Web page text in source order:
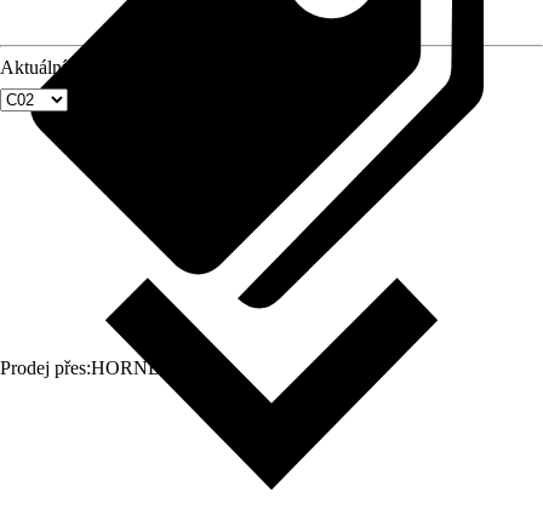
Prodej přes:HORNBACH
Aktuální velikost okna